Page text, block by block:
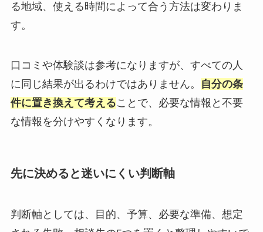
る地域、使える時間によって合う方法は変わりま
す。
口コミや体験談は参考になりますが、すべての人
に同じ結果が出るわけではありません。
自分の条
件に置き換えて考えることで、必要な情報と不要
な情報を分けやすくなります。
先に決めると迷いにくい判断軸
判断軸としては、目的、予算、必要な準備、想定